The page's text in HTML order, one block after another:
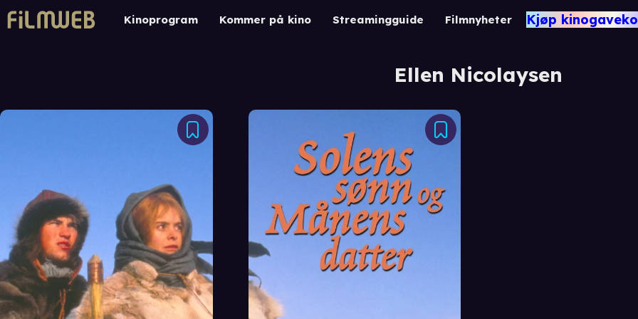
Kinoprogram Kommer på kino Streamingguide Filmnyheter Kjøp
Ellen Nicolaysen